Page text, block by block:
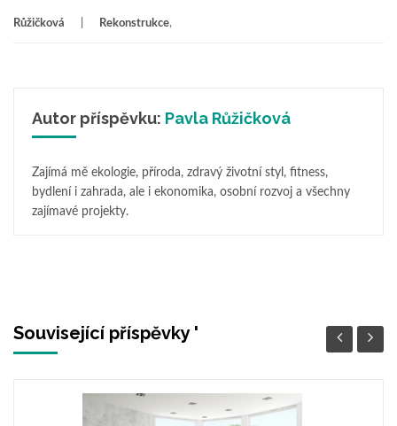
Růžičková Rekonstrukce,
Autor příspěvku: Pavla Růžičková
Zajímá mě ekologie, příroda, zdravý životní styl, fitness,
bydlení i zahrada, ale i ekonomika, osobní rozvoj a všechny
zajímavé projekty.
Související příspěvky '